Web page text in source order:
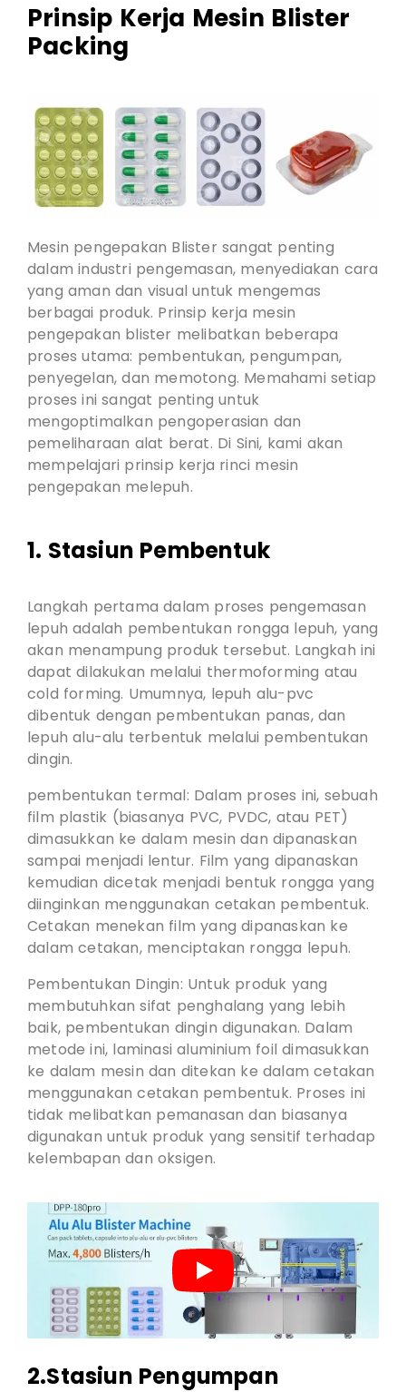
Prinsip Kerja Mesin Blister
Packing
Mesin pengepakan Blister sangat penting
dalam industri pengemasan, menyediakan cara
yang aman dan visual untuk mengemas
berbagai produk. Prinsip kerja mesin
pengepakan blister melibatkan beberapa
proses utama: pembentukan, pengumpan,
penyegelan, dan memotong. Memahami setiap
proses ini sangat penting untuk
mengoptimalkan pengoperasian dan
pemeliharaan alat berat. Di Sini, kami akan
mempelajari prinsip kerja rinci mesin
pengepakan melepuh.
1. Stasiun Pembentuk
Langkah pertama dalam proses pengemasan
lepuh adalah pembentukan rongga lepuh, yang
akan menampung produk tersebut. Langkah ini
dapat dilakukan melalui thermoforming atau
cold forming. Umumnya, lepuh alu-pvc
dibentuk dengan pembentukan panas, dan
lepuh alu-alu terbentuk melalui pembentukan
dingin.
pembentukan termal: Dalam proses ini, sebuah
film plastik (biasanya PVC, PVDC, atau PET)
dimasukkan ke dalam mesin dan dipanaskan
sampai menjadi lentur. Film yang dipanaskan
kemudian dicetak menjadi bentuk rongga yang
diinginkan menggunakan cetakan pembentuk.
Cetakan menekan film yang dipanaskan ke
dalam cetakan, menciptakan rongga lepuh.
Pembentukan Dingin: Untuk produk yang
membutuhkan sifat penghalang yang lebih
baik, pembentukan dingin digunakan. Dalam
metode ini, laminasi aluminium foil dimasukkan
ke dalam mesin dan ditekan ke dalam cetakan
menggunakan cetakan pembentuk. Proses ini
tidak melibatkan pemanasan dan biasanya
digunakan untuk produk yang sensitif terhadap
kelembapan dan oksigen.
2.Stasiun Pengumpan